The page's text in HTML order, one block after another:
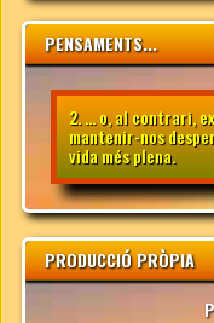
PENSAMENTS...
2. ... o, al contrari,
mantenir-nos
vida més plena.
PRODUCCIÓ PRÒPIA